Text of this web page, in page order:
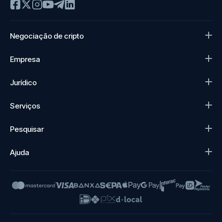
Negociação de cripto
Empresa
Jurídico
Serviços
Pesquisar
Ajuda